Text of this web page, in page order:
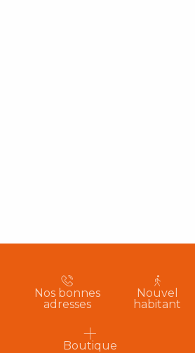
Nos bonnes
adresses
Nouvel
habitant
Boutique